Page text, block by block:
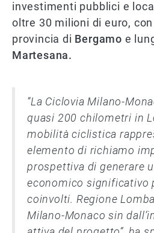
investimenti pubblici e
oltre 30 milioni di euro,
provincia di Bergamo e
Martesana.
“La Ciclovia Milano-
quasi 200 chilometri in
mobilità ciclistica
elemento di richiamo
prospettiva di generare
economico significativo
coinvolti. Regione
Milano-Monaco sin